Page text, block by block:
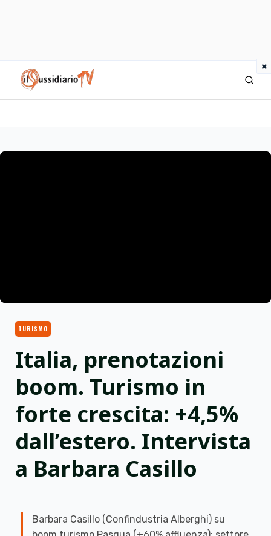
×
IlSussidiario TV
TURISMO
Italia, prenotazioni
boom. Turismo in
forte crescita: +4,5%
dall’estero. Intervista
a Barbara Casillo
Barbara Casillo (Confindustria Alberghi) su